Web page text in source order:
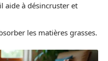
aide à désincruster et
les matières grasses.